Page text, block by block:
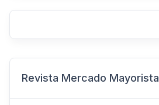
Revista Mercado Mayorista